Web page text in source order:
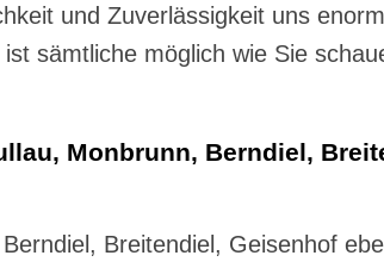
und Zuverlässigkeit uns
sämtliche möglich wie Sie
Monbrunn, Berndiel,
Breitendiel, Geisenhof